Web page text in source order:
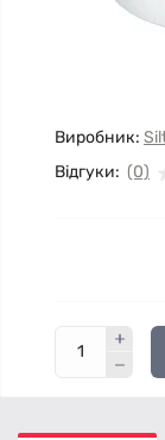
Виробник:
Відгуки: (0)